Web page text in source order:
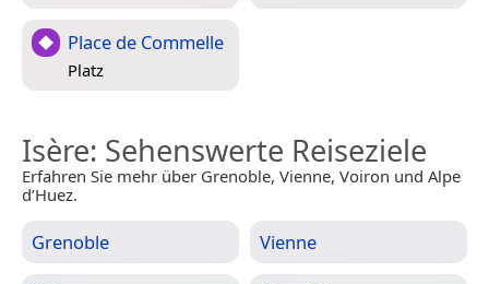
Place de Commelle
Platz
Isère: Sehenswerte Reiseziele
Erfahren Sie mehr über Grenoble, Vienne, Voiron und Alpe
d’Huez.
Grenoble Vienne